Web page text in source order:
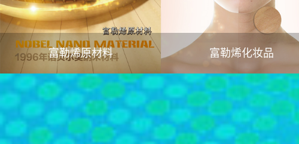
富勒烯原材料 富勒烯化妆品